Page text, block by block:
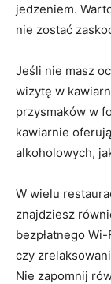
jedzeniem.
⁣nie zostać
Jeśli nie masz
wizytę w
przysmaków w
kawiarnie
alkoholowych,
W wielu
znajdziesz
⁢bezpłatnego
czy
Nie ‍zapomnij